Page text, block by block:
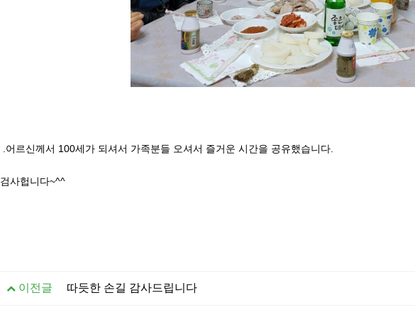
.어르신께서 100세가 되셔서 가족분들 오셔서 즐거운 시간을 공유했습니다.
검사헙니다~^^
이전글 따듯한 손길 감사드립니다